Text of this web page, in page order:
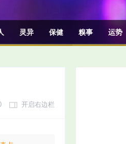
灵异 保健 糗事 运势
开启右边栏